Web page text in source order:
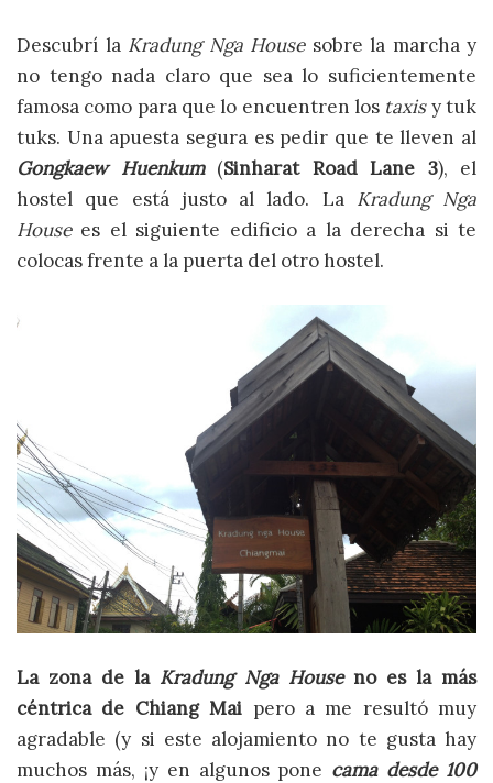
Descubrí la Kradung Nga Housesobre la marcha y
no tengo nada claro que sea lo suficientemente
famosa como para que lo encuentren los taxisy tuk
tuks. Una apuesta segura es pedir que te lleven al
Gongkaew Huenkum(Sinharat Road Lane 3), el
hostel que está justo al lado. La Kradung Nga
Housees el siguiente edificio a la derecha si te
colocas frente a la puerta del otro hostel.
La zona de la Kradung Nga Houseno es la más
céntrica de Chiang Mai pero a me resultó muy
agradable (y si este alojamiento no te gusta hay
muchos más, ¡y en algunos pone cama desde 100